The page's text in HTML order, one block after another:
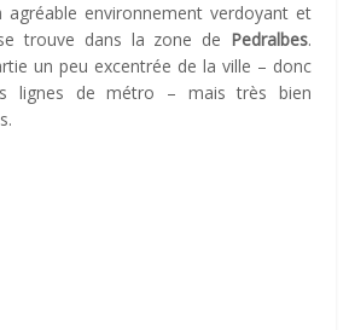
agréable environnement verdoyant et
trouve dans la zone de Pedralbes.
un peu excentrée de la ville – donc
lignes de métro – mais très bien